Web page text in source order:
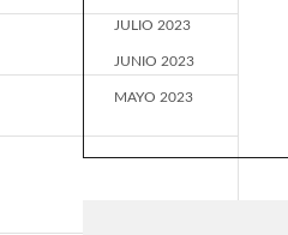
JULIO 2023
JUNIO 2023
MAYO 2023